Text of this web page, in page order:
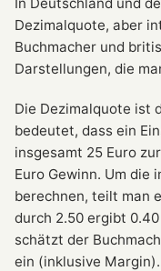
Dezimalquote, aber
Buchmacher und
Darstellungen, die
Die Dezimalquote ist
bedeutet, dass ein
insgesamt 25 Euro
Euro Gewinn. Um die
berechnen, teilt man
durch 2.50 ergibt
schätzt der
ein (inklusive